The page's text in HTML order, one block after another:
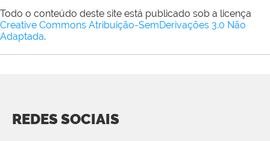
Todo o conteúdo deste site está publicado sob a licença
Creative Commons Atribuição-SemDerivações 3.0 Não
Adaptada.
REDES SOCIAIS